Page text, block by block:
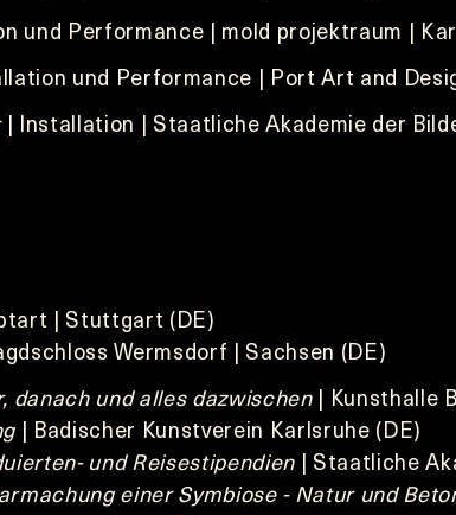
und Performance | mold projektraum |
und Performance | Port Art and
| Installation | Staatliche Akademie der
| Stuttgart (DE)
Wermsdorf | Sachsen (DE)
danach und alles dazwischen| Kunsthalle
| Badischer Kunstverein Karlsruhe (DE)
und Reisestipendien | Staatliche
einer Symbiose - Natur und